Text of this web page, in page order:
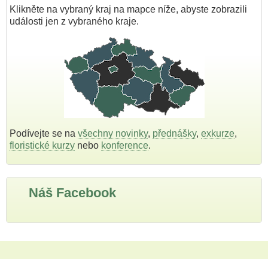
Klikněte na vybraný kraj na mapce níže, abyste zobrazili
události jen z vybraného kraje.
Podívejte se na všechny novinky, přednášky, exkurze,
floristické kurzy nebo konference.
Náš Facebook